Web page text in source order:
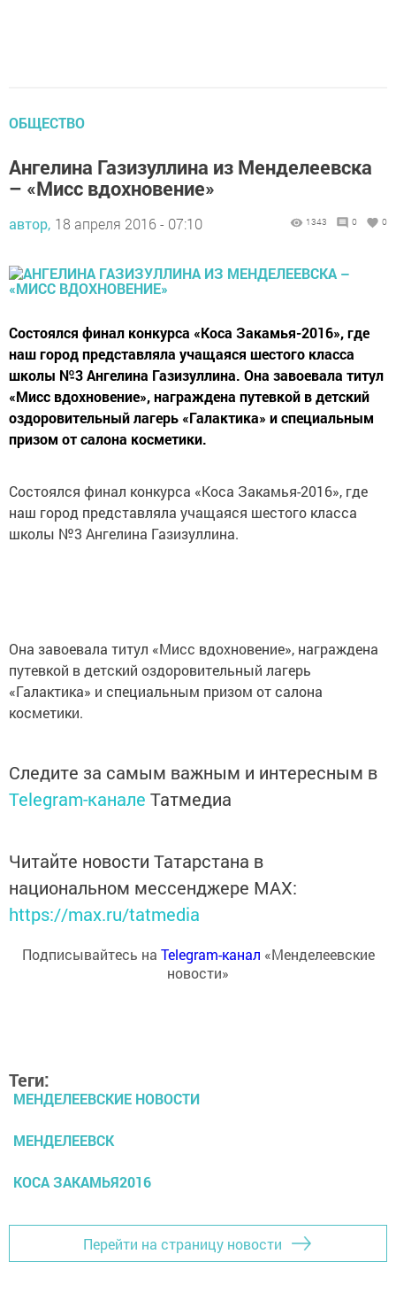
ОБЩЕСТВО
Ангелина Газизуллина из Менделеевска
– «Мисс вдохновение»
автор, 18 апреля 2016 - 07:10 1343 0 0
Состоялся финал конкурса «Коса Закамья-2016», где
наш город представляла учащаяся шестого класса
школы №3 Ангелина Газизуллина. Она завоевала титул
«Мисс вдохновение», награждена путевкой в детский
оздоровительный лагерь «Галактика» и специальным
призом от салона косметики.
Состоялся финал конкурса «Коса Закамья-2016», где
наш город представляла учащаяся шестого класса
школы №3 Ангелина Газизуллина.
Она завоевала титул «Мисс вдохновение», награждена
путевкой в детский оздоровительный лагерь
«Галактика» и специальным призом от салона
косметики.
Следите за самым важным и интересным в
Telegram-канале Татмедиа
Читайте новости Татарстана в
национальном мессенджере MАХ:
https://max.ru/tatmedia
Подписывайтесь на Telegram-канал «Менделеевские
новости»
Теги:
МЕНДЕЛЕЕВСКИЕ НОВОСТИ
МЕНДЕЛЕЕВСК
КОСА ЗАКАМЬЯ2016
Перейти на страницу новости